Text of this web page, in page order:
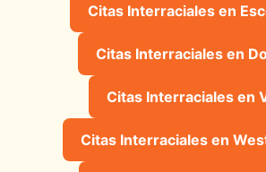
Citas Interraciales en
Citas Interraciales en
Citas Interraciales en
Citas Interraciales en